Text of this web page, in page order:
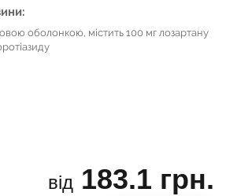
оболонкою, містить 100 мг лозартану
від 183.1 грн.